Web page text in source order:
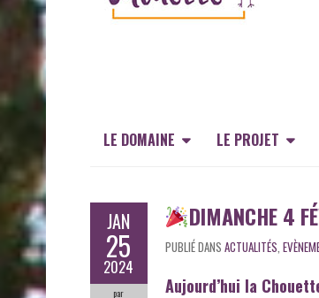
LE DOMAINE LE PROJET
JAN
25
2024
par
DIMANCHE 4
PUBLIÉ DANS ACTUALITÉS
Aujourd’hui la